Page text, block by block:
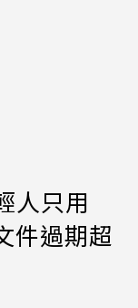
人只用
件過期超